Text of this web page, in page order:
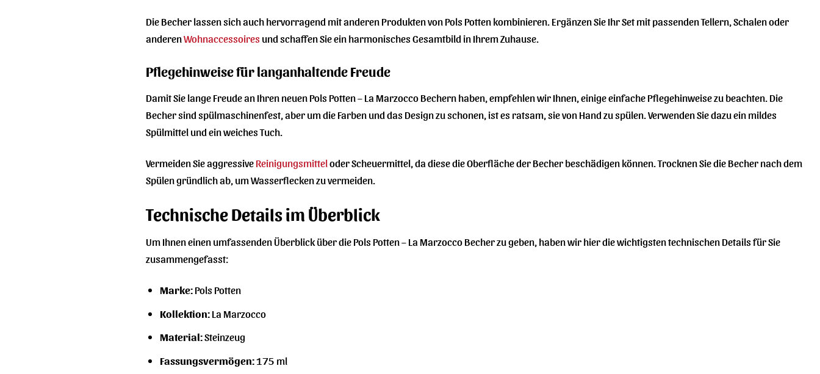
Die Becher lassen sich auch hervorragend mit anderen Produkten von Pols Potten kombinieren. Ergänzen Sie Ihr Set mit passenden Tellern, Schalen oder
anderenWohnaccessoires und schaffen Sie ein harmonisches Gesamtbild in Ihrem Zuhause.
Pflegehinweise für langanhaltende Freude
Damit Sie lange Freude an Ihren neuen Pols Potten – La Marzocco Bechern haben, empfehlen wir Ihnen, einige einfache Pflegehinweise zu beachten. Die
Becher sind spülmaschinenfest, aber um die Farben und das Design zu schonen, ist es ratsam, sie von Hand zu spülen. Verwenden Sie dazu ein mildes
Spülmittel und ein weiches Tuch.
Vermeiden Sie aggressiveReinigungsmitteloder Scheuermittel, da diese die Oberfläche der Becher beschädigen können. Trocknen Sie die Becher nach dem
Spülen gründlich ab, um Wasserflecken zu vermeiden.
Technische Details im Überblick
Um Ihnen einen umfassenden Überblick über die Pols Potten – La Marzocco Becher zu geben, haben wir hier die wichtigsten technischen Details für Sie
zusammengefasst:
Marke:Pols Potten
Kollektion:La Marzocco
Material:Steinzeug
Fassungsvermögen:175 ml